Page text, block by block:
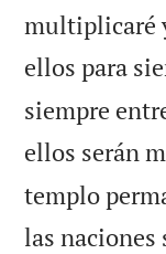
multiplicaré
ellos para
siempre
ellos serán
templo
las naciones